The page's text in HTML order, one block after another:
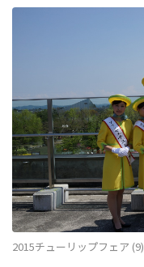
2015チューリップフェア (9)